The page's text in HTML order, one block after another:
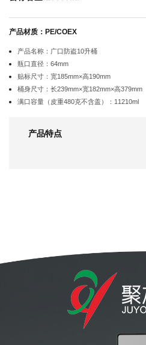
产品材质：PE/COEX
产品名称：广口防盗10升桶
瓶口直径：64mm
贴标尺寸：宽185mm×高190mm
桶身尺寸：长239mm×宽182mm×高379mm
满口容量（皮重480克不含盖）：11210ml
产品特点